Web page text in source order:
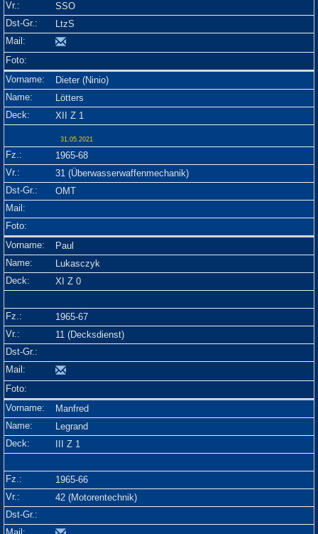
SSO
LtzS
Dieter (Ninio)
Lötters
XII Z 1
31.05.2021
1965-68
31 (Überwasserwaffenmechanik)
OMT
Paul
Lukasczyk
XI Z 0
1965-67
11 (Decksdienst)
Manfred
Legrand
III Z 1
1965-66
42 (Motorentechnik)